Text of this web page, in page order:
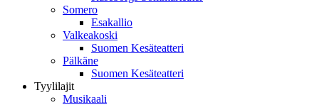
Somero
Esakallio
Valkeakoski
Suomen Kesäteatteri
Pälkäne
Suomen Kesäteatteri
Tyylilajit
Musikaali